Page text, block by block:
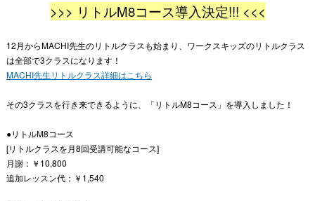
>>> リトルM8コース導入決定!!! <<<
12月からMACHI先生のリトルクラスも始まり、ワークスキッズのリトルクラス
は全部で3クラスになります！
MACHI先生リトルクラス詳細はこちら
その3クラスを行き来できるように、「リトルM8コース」を導入しました！
●リトルM8コース
[リトルクラスを月8回受講可能なコース]
月謝：￥ 10,800
追加レッスン代；￥ 1,540